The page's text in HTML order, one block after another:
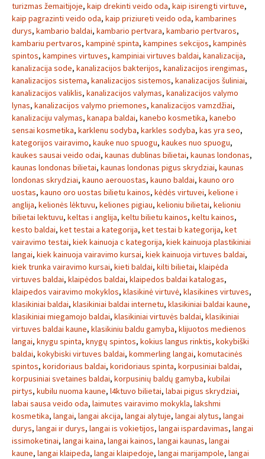
turizmas žemaitijoje, kaip drekinti veido oda, kaip isirengti virtuve,
kaip pagrazinti veido oda, kaip priziureti veido oda, kambarines
durys, kambario baldai, kambario pertvara, kambario pertvaros,
kambariu pertvaros, kampinė spinta, kampines sekcijos, kampinės
spintos, kampines virtuves, kampiniai virtuves baldai, kanalizacija,
kanalizacija sode, kanalizacijos bakterijos, kanalizacijos irengimas,
kanalizacijos sistema, kanalizacijos sistemos, kanalizacijos šuliniai,
kanalizacijos valiklis, kanalizacijos valymas, kanalizacijos valymo
lynas, kanalizacijos valymo priemones, kanalizacijos vamzdžiai,
kanalizaciju valymas, kanapa baldai, kanebo kosmetika, kanebo
sensai kosmetika, karklenu sodyba, karkles sodyba, kas yra seo,
kategorijos vairavimo, kauke nuo spuogu, kaukes nuo spuogu,
kaukes sausai veido odai, kaunas dublinas bilietai, kaunas londonas,
kaunas londonas bilietai, kaunas londonas pigus skrydziai, kaunas
londonas skrydziai, kauno aerouostas, kauno baldai, kauno oro
uostas, kauno oro uostas bilietu kainos, kėdės virtuvei, kelione i
anglija, kelionės lėktuvu, keliones pigiau, kelioniu bilietai, kelioniu
bilietai lektuvu, keltas i anglija, keltu bilietu kainos, keltu kainos,
kesto baldai, ket testai a kategorija, ket testai b kategorija, ket
vairavimo testai, kiek kainuoja c kategorija, kiek kainuoja plastikiniai
langai, kiek kainuoja vairavimo kursai, kiek kainuoja virtuves baldai,
kiek trunka vairavimo kursai, kieti baldai, kilti bilietai, klaipėda
virtuves baldai, klaipėdos baldai, klaipedos baldai katalogas,
klaipedos vairavimo mokyklos, klasikinė virtuvė, klasikines virtuves,
klasikiniai baldai, klasikiniai baldai internetu, klasikiniai baldai kaune,
klasikiniai miegamojo baldai, klasikiniai virtuvės baldai, klasikiniai
virtuves baldai kaune, klasikiniu baldu gamyba, klijuotos medienos
langai, knygu spinta, knygų spintos, kokius langus rinktis, kokybiški
baldai, kokybiski virtuves baldai, kommerling langai, komutacinės
spintos, koridoriaus baldai, koridoriaus spinta, korpusiniai baldai,
korpusiniai svetaines baldai, korpusinių baldų gamyba, kubilai
pirtys, kubilu nuoma kaune, l4ktuvo bilietai, labai pigus skrydziai,
labai sausa veido oda, laimutes vairavimo mokykla, lakshmi
kosmetika, langai, langai akcija, langai alytuje, langai alytus, langai
durys, langai ir durys, langai is vokietijos, langai ispardavimas, langai
issimoketinai, langai kaina, langai kainos, langai kaunas, langai
kaune, langai klaipeda, langai klaipedoje, langai marijampole, langai